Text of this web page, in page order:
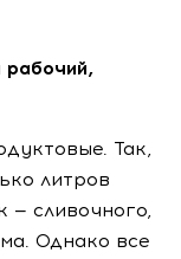
Так,
литров
— сливочного,
Однако все